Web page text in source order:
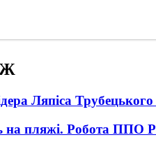
Ляпіса
на пляжі. Робота ППО